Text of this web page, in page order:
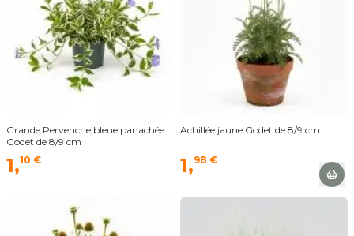
Grande Pervenche bleue panachée
Godet de 8/9 cm
1,10 €
Achillée jaune Godet de 8/9 cm
1,98 €